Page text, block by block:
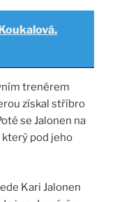
trenérem
získal stříbro
se Jalonen na
pod jeho
Kari Jalonen